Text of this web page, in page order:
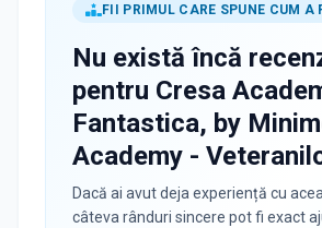
FII PRIMUL CARE SPUNE CUM A
Nu există încă
pentru Cresa
Fantastica, by
Academy -
Dacă ai avut deja experiență cu
câteva rânduri sincere pot fi exact